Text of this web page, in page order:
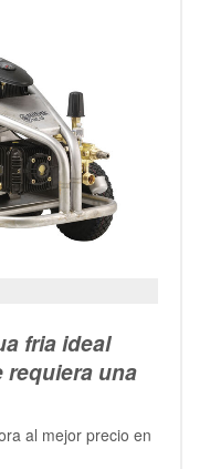
fria ideal
requiera una
al mejor precio en